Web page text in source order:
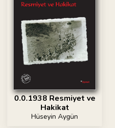
0.0.1938 Resmiyet ve
Hakikat
Hüseyin Aygün